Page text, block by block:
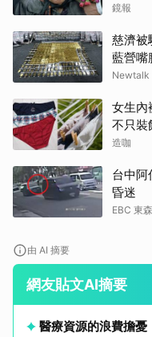
鏡報
慈濟被
藍營嘴
Newtalk
女生內
不只裝
造咖
台中阿
昏迷
EBC 東
由 AI 摘要
網友貼文AI摘要
醫療資源的浪費擔憂